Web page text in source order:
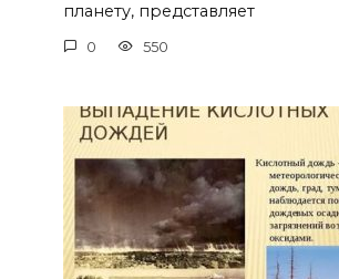
планету, представляет
0 550